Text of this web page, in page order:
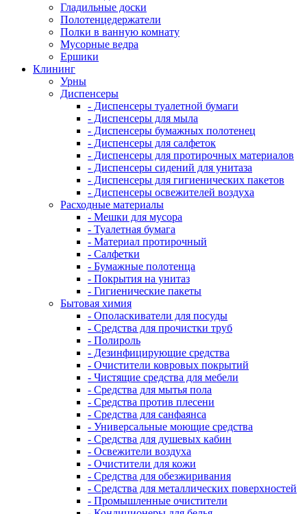
Гладильные доски
Полотенцедержатели
Полки в ванную комнату
Мусорные ведра
Ершики
Клининг
Урны
Диспенсеры
- Диспенсеры туалетной бумаги
- Диспенсеры для мыла
- Диспенсеры бумажных полотенец
- Диспенсеры для салфеток
- Диспенсеры для протирочных материалов
- Диспенсеры сидений для унитаза
- Диспенсеры для гигиенических пакетов
- Диспенсеры освежителей воздуха
Расходные материалы
- Мешки для мусора
- Туалетная бумага
- Материал протирочный
- Салфетки
- Бумажные полотенца
- Покрытия на унитаз
- Гигиенические пакеты
Бытовая химия
- Ополаскиватели для посуды
- Средства для прочистки труб
- Полироль
- Дезинфицирующие средства
- Очистители ковровых покрытий
- Чистящие средства для мебели
- Средства для мытья пола
- Средства против плесени
- Средства для санфаянса
- Универсальные моющие средства
- Средства для душевых кабин
- Освежители воздуха
- Очистители для кожи
- Средства для обезжиривания
- Средства для металлических поверхностей
- Промышленные очистители